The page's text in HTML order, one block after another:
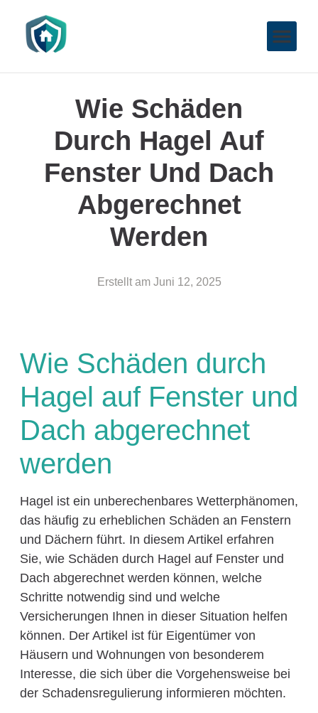
Wie Schäden
Durch Hagel Auf
Fenster Und Dach
Abgerechnet
Werden
Erstellt am Juni 12, 2025
Wie Schäden durch
Hagel auf Fenster und
Dach abgerechnet
werden
Hagel ist ein unberechenbares Wetterphänomen,
das häufig zu erheblichen Schäden an Fenstern
und Dächern führt. In diesem Artikel erfahren
Sie, wie Schäden durch Hagel auf Fenster und
Dach abgerechnet werden können, welche
Schritte notwendig sind und welche
Versicherungen Ihnen in dieser Situation helfen
können. Der Artikel ist für Eigentümer von
Häusern und Wohnungen von besonderem
Interesse, die sich über die Vorgehensweise bei
der Schadensregulierung informieren möchten.